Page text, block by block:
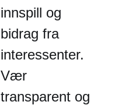
innspill og
bidrag fra
interessenter.
Vær
transparent og